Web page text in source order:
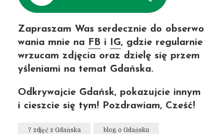
Zapraszam Was serdecznie do obserwo
wania mnie na FB i IG, gdzie regularnie
wrzucam zdjęcia oraz dzielę się przem
yśleniami na temat Gdańska.
Odkrywajcie Gdańsk, pokazujcie innym
i cieszcie się tym! Pozdrawiam, Cześć!
7 zdjęć z Gdańska blog o Gdańsku